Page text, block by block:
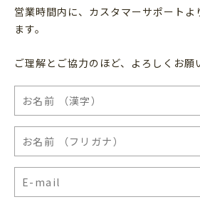
営業時間内に、カスタマーサポートよ
ます。
ご理解とご協力のほど、よろしくお願